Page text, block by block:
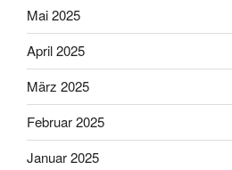
Mai 2025
April 2025
März 2025
Februar 2025
Januar 2025